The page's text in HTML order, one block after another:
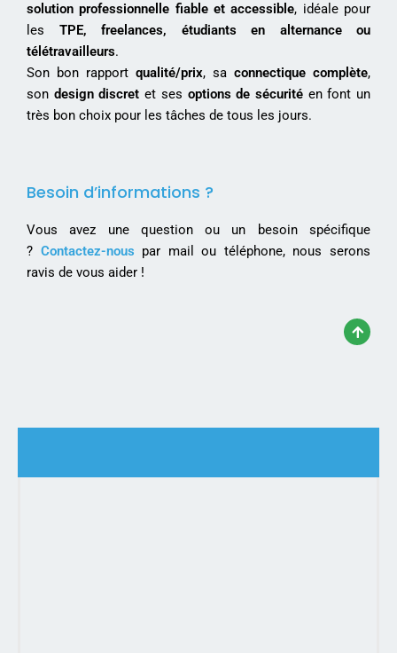
solution professionnelle fiable et accessible, idéale pour
les TPE, freelances, étudiants en alternance ou
télétravailleurs.
Son bon rapport qualité/prix, sa connectique complète,
son design discret et ses options de sécuritéen font un
très bon choix pour les tâches de tous les jours.
Besoin d’informations ?
Vous avez une question ou un besoin spécifique
? Contactez-nous par mail ou téléphone, nous serons
ravis de vous aider !